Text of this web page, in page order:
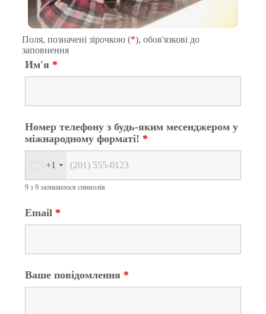
Поля, позначені зірочкою (*), обов'язкові до
заповнення
Им'я *
Номер телефону з будь-яким месенджером у
міжнародному форматі! *
+1
9 з 9 залишилося символів
Email *
Ваше повідомлення *